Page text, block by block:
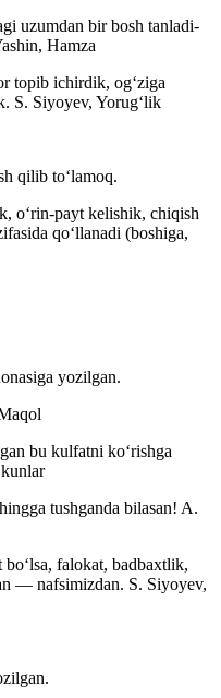
uzumdan bir bosh tanladi-
Hamza
topib ichirdik, ogʻziga
S. Siyoyev, Yorugʻlik
qilib toʻlamoq.
oʻrin-payt kelishik, chiqish
qoʻllanadi (boshiga,
yozilgan.
bu kulfatni koʻrishga
tushganda bilasan! A.
falokat, badbaxtlik,
— nafsimizdan. S. Siyoyev,